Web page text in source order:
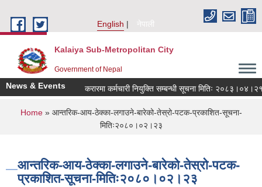
English
नेपाली
Kalaiya Sub-Metropolitan City
Government of Nepal
News & Events करारमा कर्मचारी नियुक्ति सम्बन्धी सूचना मितिः २०८३।०४।२१
You are here
Home» आन्तरिक-आय-ठेक्का-लगाउने-बारेको-तेस्रो-पटक-प्रकाशित-सूचना-
मितिः२०८०।०२।२३
आन्तरिक-आय-ठेक्का-लगाउने-बारेको-तेस्रो-पटक-
प्रकाशित-सूचना-मितिः२०८०।०२।२३